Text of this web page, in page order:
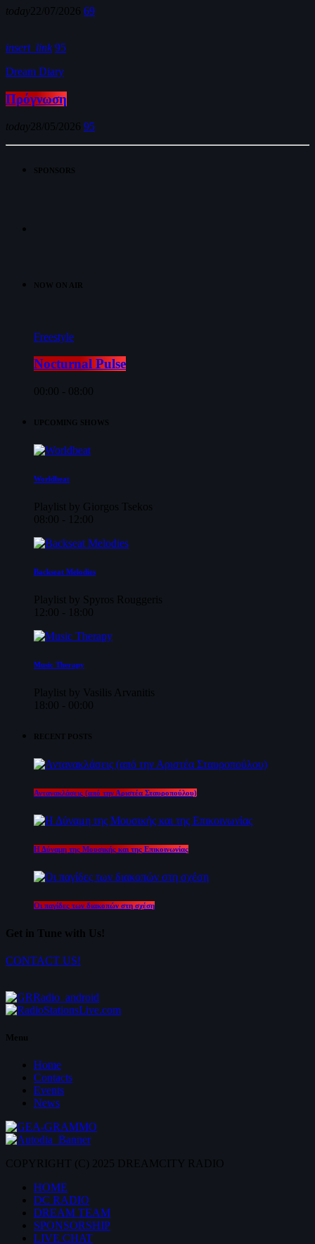
today 22/07/2026 69
insert_link 95
Dream Diary
Πρόγνωση
today 28/05/2026 95
SPONSORS
NOW ON AIR
Freestyle
Nocturnal Pulse
00:00 - 08:00
UPCOMING SHOWS
Worldbeat
Playlist by Giorgos Tsekos
08:00 - 12:00
Backseat Melodies
Playlist by Spyros Rouggeris
12:00 - 18:00
Music Therapy
Playlist by Vasilis Arvanitis
18:00 - 00:00
RECENT POSTS
Αντανακλάσεις (από την Αριστέα Σταυροπούλου)
Η Δύναμη της Μουσικής και της Επικοινωνίας
Οι παγίδες των διακοπών στη σχέση
Get in Tune with Us!
CONTACT US!
Menu
Home
Contacts
Events
News
COPYRIGHT (C) 2025 DREAMCITY RADIO
HOME
DC RADIO
DREAM TEAM
SPONSORSHIP
LIVE CHAT